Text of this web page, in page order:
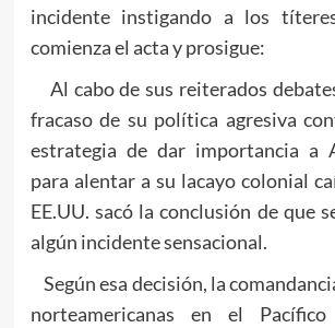
incidente instigando a los
comienza el acta y prosigue:
Al cabo de sus reiterados
fracaso de su política agresiva
estrategia de dar importancia a
para alentar a su lacayo colonial
EE.UU. sacó la conclusión de que
algún incidente sensacional.
Según esa decisión, la
norteamericanas en el